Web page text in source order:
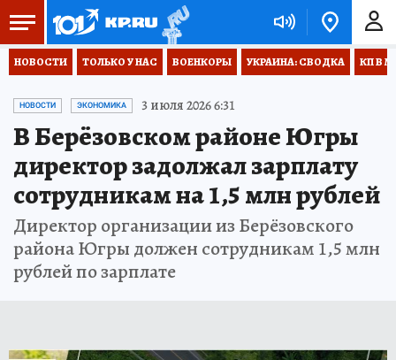
НОВОСТИ ТОЛЬКО У НАС ВОЕНКОРЫ УКРАИНА: СВОДКА КП В
НОВОСТИ ЭКОНОМИКА 3 июля 2026 6:31
В Берёзовском районе Югры
директор задолжал зарплату
сотрудникам на 1,5 млн рублей
Директор организации из Берёзовского
района Югры должен сотрудникам 1,5 млн
рублей по зарплате